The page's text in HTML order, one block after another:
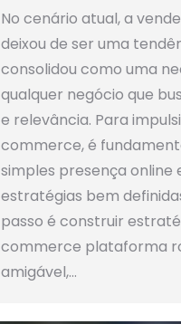
No cenário atual, a
deixou de ser uma
consolidou como uma
qualquer negócio que
e relevância. Para
commerce, é
simples presença online
estratégias bem
passo é construir
commerce plataforma
amigável,…